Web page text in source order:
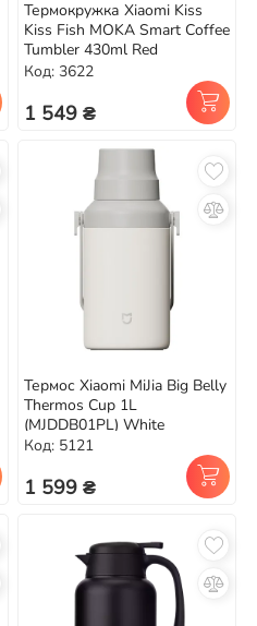
Термокружка Xiaomi Kiss
Kiss Fish MOKA Smart Coffee
Tumbler 430ml Red
Код: 3622
1 549 ₴
Термос Xiaomi MiJia Big Belly
Thermos Cup 1L
(MJDDB01PL) White
Код: 5121
1 599 ₴